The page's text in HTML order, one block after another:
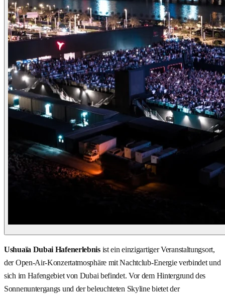
Ushuaïa Dubai Hafenerlebnisist ein einzigartiger Veranstaltungsort,
der Open-Air-Konzertatmosphäre mit Nachtclub-Energie verbindet und
sich im Hafengebiet von Dubai befindet. Vor dem Hintergrund des
Sonnenuntergangs und der beleuchteten Skyline bietet der